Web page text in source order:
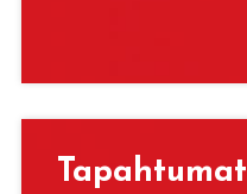
Ta­pah­tu­mat